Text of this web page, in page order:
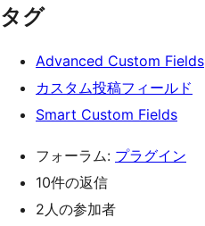
タグ
Advanced Custom Fields
カスタム投稿フィールド
Smart Custom Fields
フォーラム: プラグイン
10件の返信
2人の参加者